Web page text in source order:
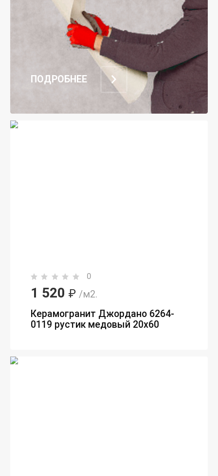
0
1 520 ₽ /м2.
Керамогранит Джордано 6264-
0119 рустик медовый 20x60
ПОДРОБНЕЕ